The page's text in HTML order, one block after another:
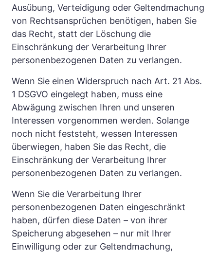
Ausübung, Verteidigung oder Geltendmachung
von Rechtsansprüchen benötigen, haben Sie
das Recht, statt der Löschung die
Einschränkung der Verarbeitung Ihrer
personenbezogenen Daten zu verlangen.
Wenn Sie einen Widerspruch nach Art. 21 Abs.
1 DSGVO eingelegt haben, muss eine
Abwägung zwischen Ihren und unseren
Interessen vorgenommen werden. Solange
noch nicht feststeht, wessen Interessen
überwiegen, haben Sie das Recht, die
Einschränkung der Verarbeitung Ihrer
personenbezogenen Daten zu verlangen.
Wenn Sie die Verarbeitung Ihrer
personenbezogenen Daten eingeschränkt
haben, dürfen diese Daten – von ihrer
Speicherung abgesehen – nur mit Ihrer
Einwilligung oder zur Geltendmachung,